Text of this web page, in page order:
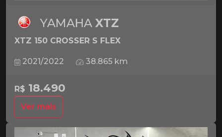
YAMAHA XTZ
XTZ 150 CROSSER S FLEX
2021/2022 38.865 km
R$ 18.490
Ver mais